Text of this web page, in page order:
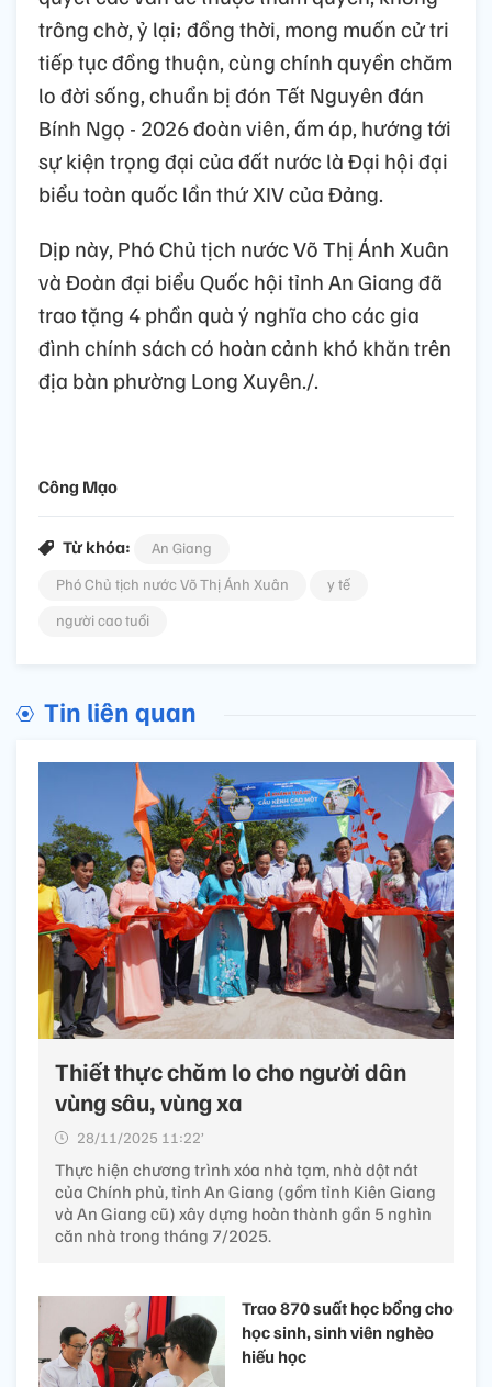
trông chờ, ỷ lại; đồng thời, mong muốn cử tri
tiếp tục đồng thuận, cùng chính quyền chăm
lo đời sống, chuẩn bị đón Tết Nguyên đán
Bính Ngọ - 2026 đoàn viên, ấm áp, hướng tới
sự kiện trọng đại của đất nước là Đại hội đại
biểu toàn quốc lần thứ XIV của Đảng.
Dịp này, Phó Chủ tịch nước Võ Thị Ánh Xuân
và Đoàn đại biểu Quốc hội tỉnh An Giang đã
trao tặng 4 phần quà ý nghĩa cho các gia
đình chính sách có hoàn cảnh khó khăn trên
địa bàn phường Long Xuyên./.
Công Mạo
Từ khóa:
An Giang
Phó Chủ tịch nước Võ Thị Ánh Xuân
y tế
người cao tuổi
Tin liên quan
Thiết thực chăm lo cho người dân
vùng sâu, vùng xa
28/11/2025 11:22’
Thực hiện chương trình xóa nhà tạm, nhà dột nát
của Chính phủ, tỉnh An Giang (gồm tỉnh Kiên Giang
và An Giang cũ) xây dựng hoàn thành gần 5 nghìn
căn nhà trong tháng 7/2025.
Trao 870 suất học bổng cho
học sinh, sinh viên nghèo
hiếu học